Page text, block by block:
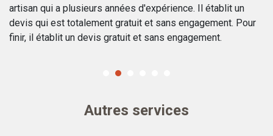
artisan qui a plusieurs années d'expérience. Il établit un
devis qui est totalement gratuit et sans engagement. Pour
finir, il établit un devis gratuit et sans engagement.
Autres services